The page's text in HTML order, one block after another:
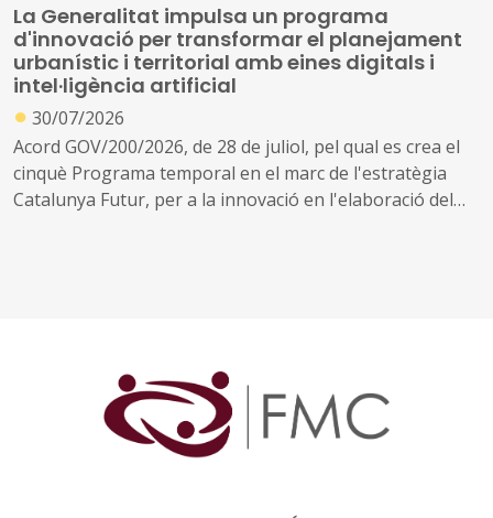
La Generalitat impulsa un programa
d'innovació per transformar el planejament
urbanístic i territorial amb eines digitals i
intel·ligència artificial
● 30/07/2026
Acord GOV/200/2026, de 28 de juliol, pel qual es crea el
cinquè Programa temporal en el marc de l'estratègia
Catalunya Futur, per a la innovació en l'elaboració del